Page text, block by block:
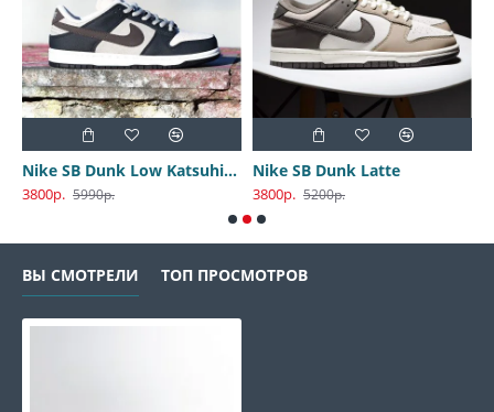
Nike SB Dunk Low Katsuhiro Otomo
3800р. 5990р.
Nike SB Dunk Latte
3800р. 5200р.
ВЫ СМОТРЕЛИ ТОП ПРОСМОТРОВ